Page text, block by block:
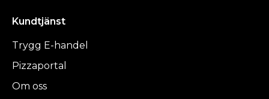
Kundtjänst
Trygg E-handel
Pizzaportal
Om oss